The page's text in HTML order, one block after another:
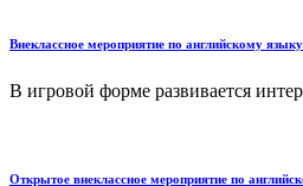
Внеклассное мероприятие по английскому
В игровой форме развивается
Открытое внеклассное мероприятие по